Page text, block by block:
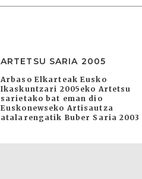
ARTETSU SARIA 2005
Arbaso Elkarteak Eusko
Ikaskuntzari 2005eko Artetsu
sarietako bat eman dio
Euskonewseko Artisautza
atalarengatik Buber Saria 2003